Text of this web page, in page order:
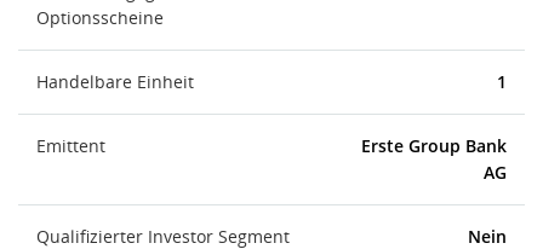
Optionsscheine
Handelbare Einheit 1
Emittent
Erste Group Bank
AG
Qualifizierter Investor Segment Nein